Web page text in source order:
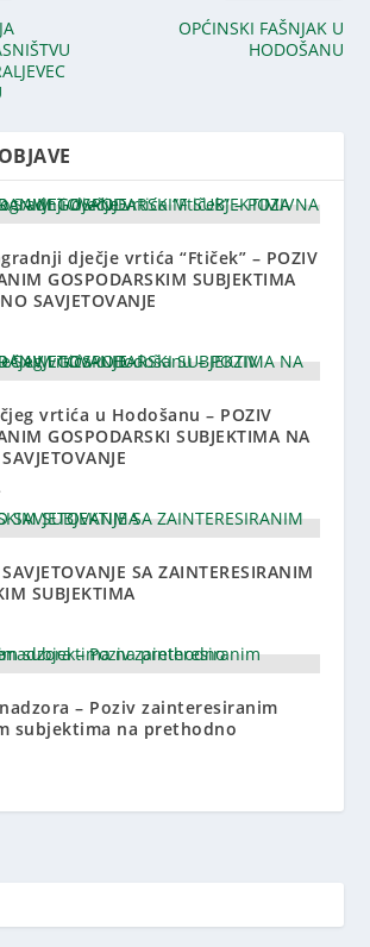
OPĆINSKI FAŠNJAK U
HODOŠANU
dječje vrtića “Ftiček” – POZIV
GOSPODARSKIM SUBJEKTIMA
SAVJETOVANJE
vrtića u Hodošanu – POZIV
GOSPODARSKI SUBJEKTIMA NA
SA ZAINTERESIRANIM
SUBJEKTIMA
– Poziv zainteresiranim
subjektima na prethodno